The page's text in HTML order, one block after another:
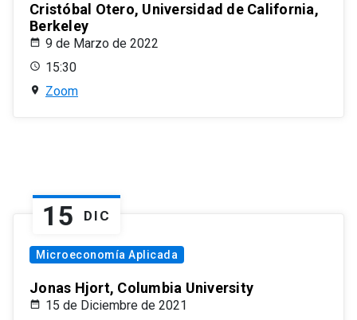
Cristóbal Otero, Universidad de California,
Berkeley
9 de Marzo de 2022
15:30
Zoom
15 DIC
Microeconomía Aplicada
Jonas Hjort, Columbia University
15 de Diciembre de 2021